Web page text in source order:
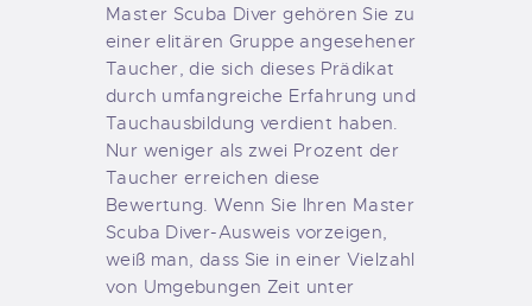
Master Scuba Diver gehören Sie zu
einer elitären Gruppe angesehener
Taucher, die sich dieses Prädikat
durch umfangreiche Erfahrung und
Tauchausbildung verdient haben.
Nur weniger als zwei Prozent der
Taucher erreichen diese
Bewertung. Wenn Sie Ihren Master
Scuba Diver-Ausweis vorzeigen,
weiß man, dass Sie in einer Vielzahl
von Umgebungen Zeit unter